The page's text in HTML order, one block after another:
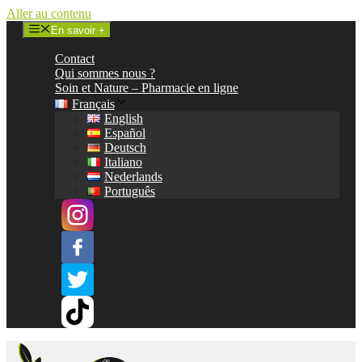
Aller au contenu
En savoir +
Contact
Qui sommes nous ?
Soin et Nature – Pharmacie en ligne
Français
English
Español
Deutsch
Italiano
Nederlands
Português